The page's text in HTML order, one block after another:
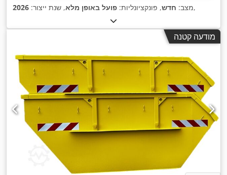
מצב: חדש, פונקציונליות: פועל באופן מלא, שנת ייצור: 2026 ,
מודעה קטנה